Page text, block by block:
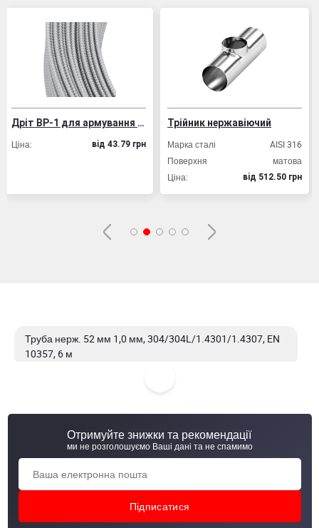
Дріт ВР-1 для армування залізобетонних конструкцій
вiд 43.79 грн
Трійник нержавіючий
Марка сталі
AISI 316
вiд 512.50 грн
Труба
Товщина
Розмір
Ціна:
Труба нерж. 52 мм 1,0 мм, 304/304L/1.4301/1.4307, EN
10357, 6 м
Труба нерж. 52 мм 1.5 мм, 316/316L/1.4401/1.4404, EN
10357, 6 м
Труба нерж. 52 мм 2,0 мм, 304/304L/1.4301/1.4307, EN
Отримуйте знижки та рекомендації
ми не розголошуємо Ваші дані та не спамимо